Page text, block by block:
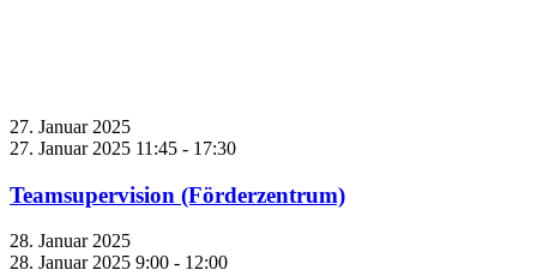
27. Januar 2025
27. Januar 2025 11:45 - 17:30
Teamsupervision (Förderzentrum)
28. Januar 2025
28. Januar 2025 9:00 - 12:00